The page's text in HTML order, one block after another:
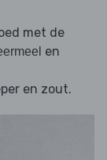
met de
en
en zout.